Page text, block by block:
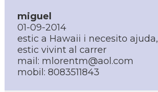
miguel
01-09-2014
estic a Hawaii i necesito ajuda,
estic vivint al carrer
mail: mlorentm@aol.com
mobil: 8083511843